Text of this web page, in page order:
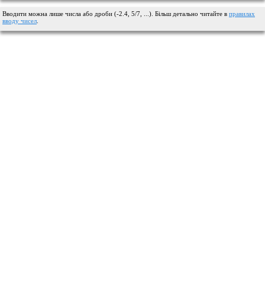
Вводити можна лише числа або дроби (-2.4, 5/7, ...). Більш детально читайте в правилах
вводу чисел